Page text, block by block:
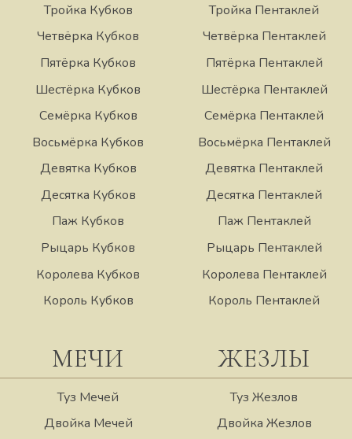
Тройка Кубков
Четвёрка Кубков
Пятёрка Кубков
Шестёрка Кубков
Семёрка Кубков
Восьмёрка Кубков
Девятка Кубков
Десятка Кубков
Паж Кубков
Рыцарь Кубков
Королева Кубков
Король Кубков
Тройка Пентаклей
Четвёрка Пентаклей
Пятёрка Пентаклей
Шестёрка Пентаклей
Семёрка Пентаклей
Восьмёрка Пентаклей
Девятка Пентаклей
Десятка Пентаклей
Паж Пентаклей
Рыцарь Пентаклей
Королева Пентаклей
Король Пентаклей
МЕЧИ
Туз Мечей
Двойка Мечей
ЖЕЗЛЫ
Туз Жезлов
Двойка Жезлов